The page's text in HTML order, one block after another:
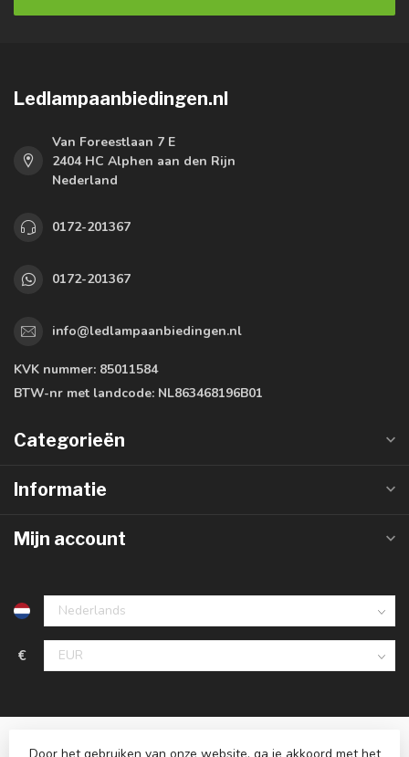
Ledlampaanbiedingen.nl
Van Foreestlaan 7 E
2404 HC Alphen aan den Rijn
Nederland
0172-201367
0172-201367
info@ledlampaanbiedingen.nl
KVK nummer: 85011584
BTW-nr met landcode: NL863468196B01
Categorieën
Informatie
Mijn account
€